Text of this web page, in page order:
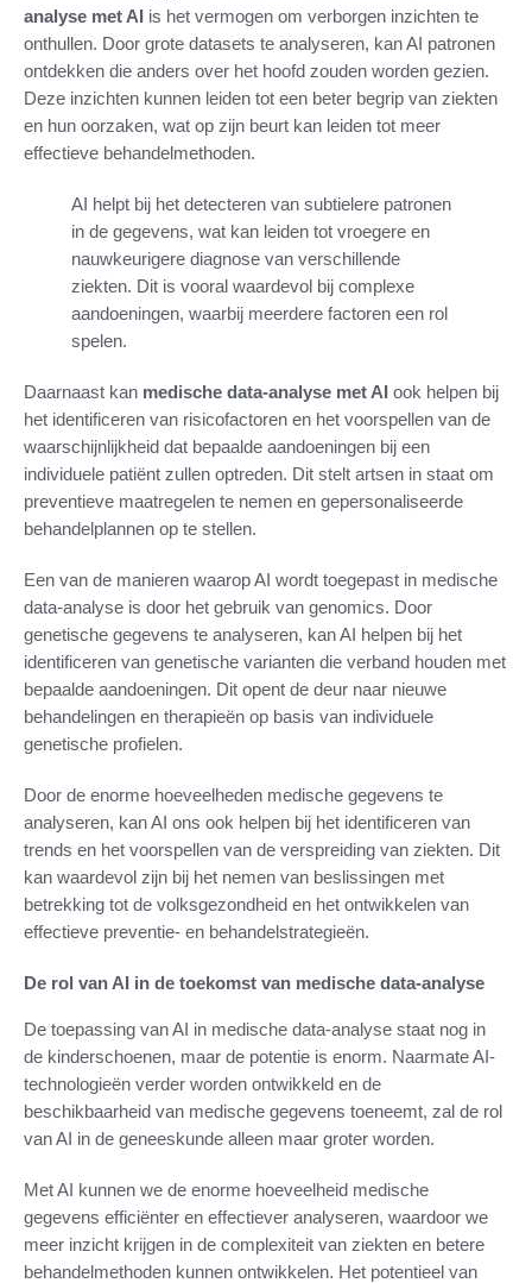
analyse met AI is het vermogen om verborgen inzichten te
onthullen. Door grote datasets te analyseren, kan AI patronen
ontdekken die anders over het hoofd zouden worden gezien.
Deze inzichten kunnen leiden tot een beter begrip van ziekten
en hun oorzaken, wat op zijn beurt kan leiden tot meer
effectieve behandelmethoden.
AI helpt bij het detecteren van subtielere patronen
in de gegevens, wat kan leiden tot vroegere en
nauwkeurigere diagnose van verschillende
ziekten. Dit is vooral waardevol bij complexe
aandoeningen, waarbij meerdere factoren een rol
spelen.
Daarnaast kan medische data-analyse met AI ook helpen bij
het identificeren van risicofactoren en het voorspellen van de
waarschijnlijkheid dat bepaalde aandoeningen bij een
individuele patiënt zullen optreden. Dit stelt artsen in staat om
preventieve maatregelen te nemen en gepersonaliseerde
behandelplannen op te stellen.
Een van de manieren waarop AI wordt toegepast in medische
data-analyse is door het gebruik van genomics. Door
genetische gegevens te analyseren, kan AI helpen bij het
identificeren van genetische varianten die verband houden met
bepaalde aandoeningen. Dit opent de deur naar nieuwe
behandelingen en therapieën op basis van individuele
genetische profielen.
Door de enorme hoeveelheden medische gegevens te
analyseren, kan AI ons ook helpen bij het identificeren van
trends en het voorspellen van de verspreiding van ziekten. Dit
kan waardevol zijn bij het nemen van beslissingen met
betrekking tot de volksgezondheid en het ontwikkelen van
effectieve preventie- en behandelstrategieën.
De rol van AI in de toekomst van medische data-analyse
De toepassing van AI in medische data-analyse staat nog in
de kinderschoenen, maar de potentie is enorm. Naarmate AI-
technologieën verder worden ontwikkeld en de
beschikbaarheid van medische gegevens toeneemt, zal de rol
van AI in de geneeskunde alleen maar groter worden.
Met AI kunnen we de enorme hoeveelheid medische
gegevens efficiënter en effectiever analyseren, waardoor we
meer inzicht krijgen in de complexiteit van ziekten en betere
behandelmethoden kunnen ontwikkelen. Het potentieel van